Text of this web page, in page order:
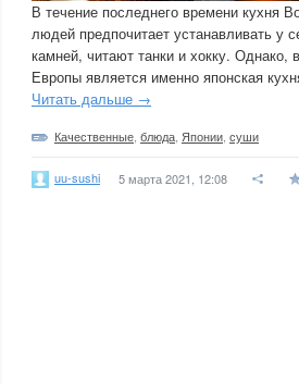
В течение последнего времени кухня
людей предпочитает устанавливать у
камней, читают танки и хокку.
Европы является именно японская
Читать дальше →
Качественные блюда Японии суши
uu-sushi 5 марта 2021, 12:08